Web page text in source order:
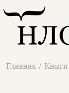
Главная / Книги